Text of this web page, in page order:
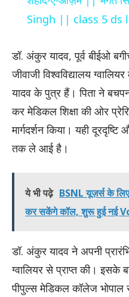
Singh || class 5 ds
डॉ. अंकुर यादव, पूर्व बीईओ
जीवाजी विश्वविद्यालय
यादव के पुत्र हैं। पिता ने
कर मेडिकल शिक्षा की ओर
मार्गदर्शन किया। यही
तक ले आई है।
ये भी पढ़े BSNL यूज़र्स के
कर सकेंगे कॉल, शुरू हुई नई
डॉ. अंकुर यादव ने अपनी
ग्वालियर से प्राप्त की। इसके
पीपुल्स मेडिकल कॉलेज भोपाल